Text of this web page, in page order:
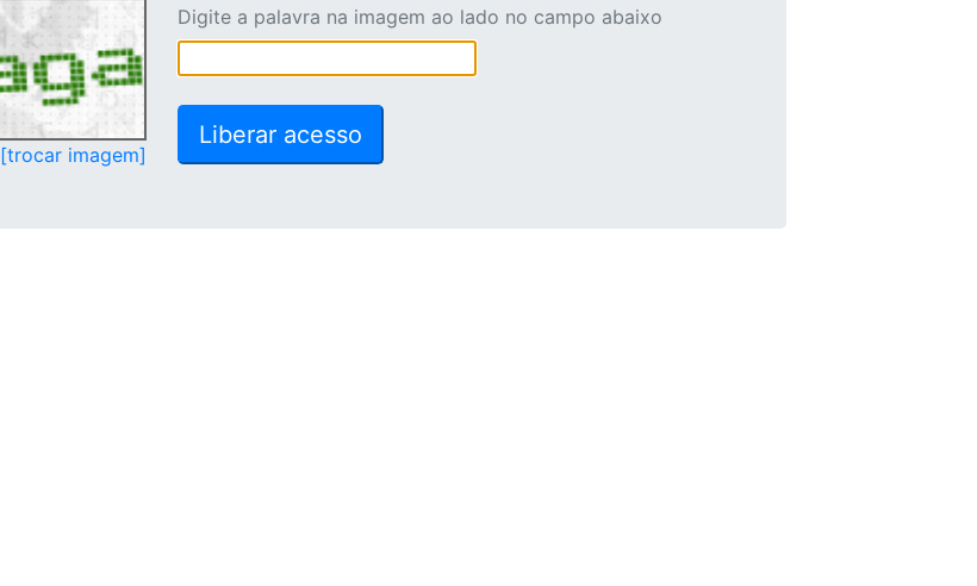
[trocar imagem]
Digite a palavra na imagem ao lado no campo abaixo